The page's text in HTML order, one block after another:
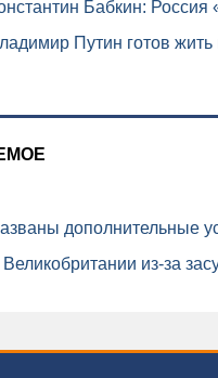
Бабкин:
Путин готов жить
дополнительные
Великобритании из-за